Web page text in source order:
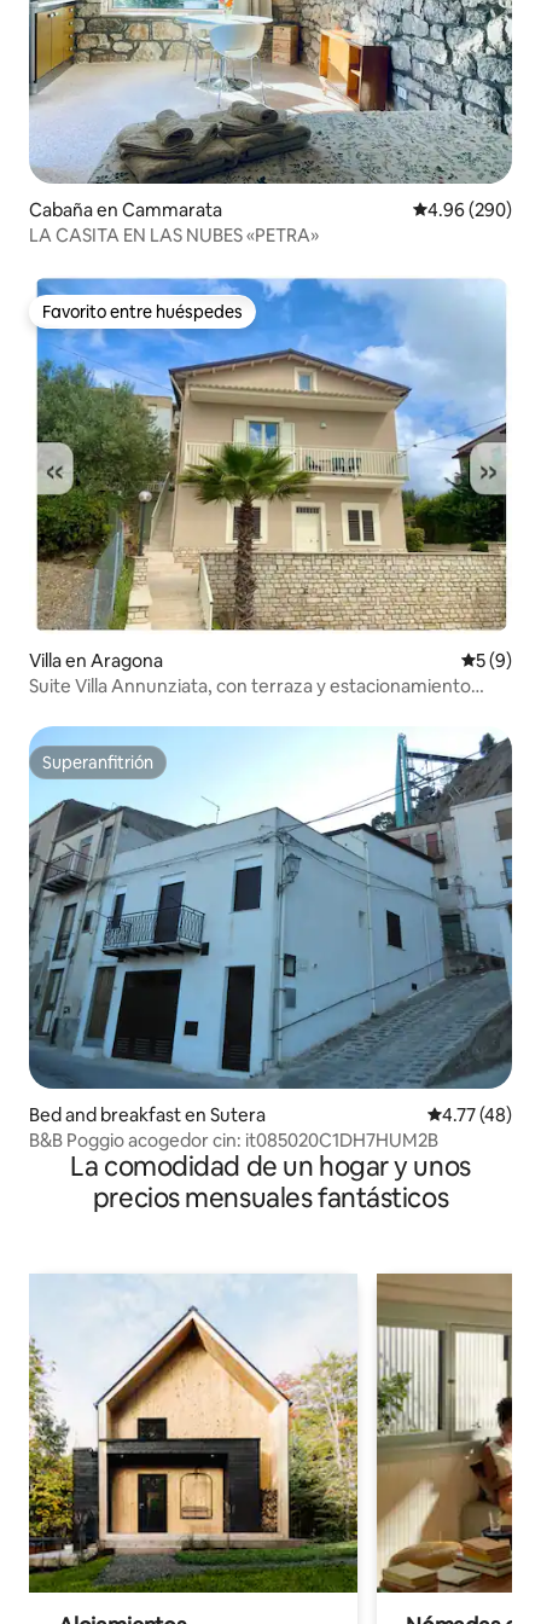
Cabaña en Cammarata Calificación
4.96 (290)
LA CASITA EN LAS NUBES «PETRA»
Favorito entre huéspedes
Favorito entre huéspedes
Villa en Aragona
5 (9)
Suite Villa Annunziata, con terraza y estacionamiento
Superanfitrión
Superanfitrión
Bed and breakfast en Sutera Calificación
4.77 (48)
B&B Poggio acogedor cin: it085020C1DH7HUM2B
La comodidad de un hogar y unos
precios mensuales fantásticos